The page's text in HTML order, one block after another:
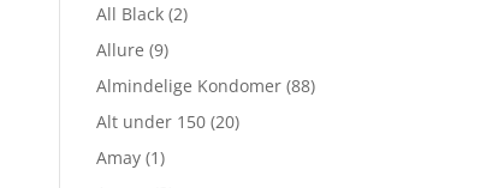
All Black (2)
Allure (9)
Almindelige Kondomer (88)
Alt under 150 (20)
Amay (1)